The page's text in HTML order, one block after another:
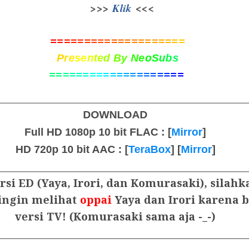
>>>Klik <<<
====================
Presented By NeoSubs
====================
DOWNLOAD
Full HD 1080p 10 bit FLAC : [Mirror]
HD 720p 10 bit AAC : [TeraBox] [Mirror]
ED (Yaya, Irori, dan Komurasaki),
melihat oppaiYaya dan Irori karena
versi TV! (Komurasaki sama aja -_-)